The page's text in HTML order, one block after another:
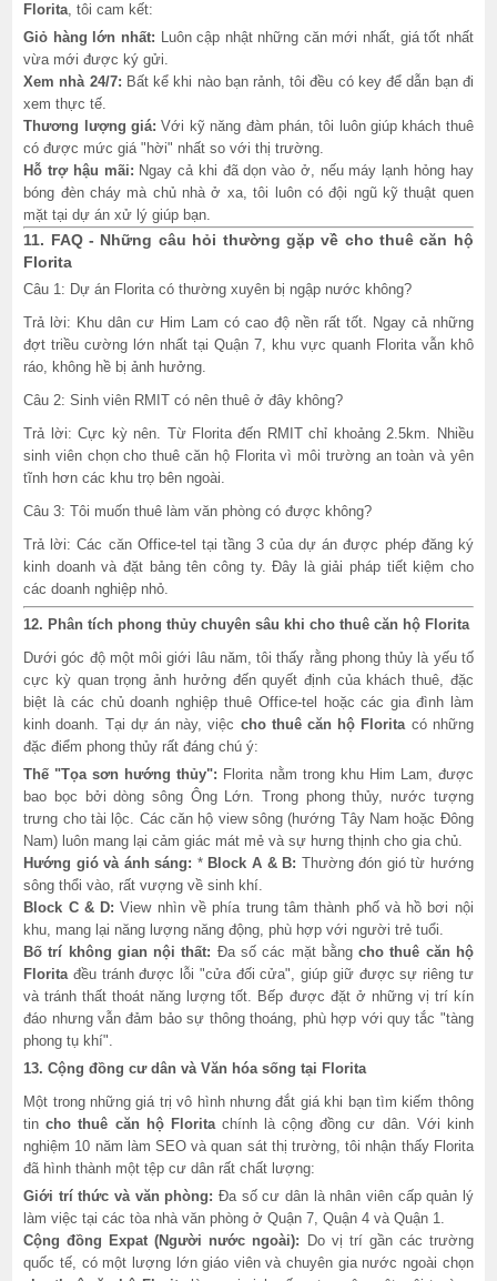
Florita, tôi cam kết:
Giỏ hàng lớn nhất: Luôn cập nhật những căn mới nhất, giá tốt nhất
vừa mới được ký gửi.
Xem nhà 24/7: Bất kể khi nào bạn rảnh, tôi đều có key để dẫn bạn đi
xem thực tế.
Thương lượng giá: Với kỹ năng đàm phán, tôi luôn giúp khách thuê
có được mức giá "hời" nhất so với thị trường.
Hỗ trợ hậu mãi: Ngay cả khi đã dọn vào ở, nếu máy lạnh hỏng hay
bóng đèn cháy mà chủ nhà ở xa, tôi luôn có đội ngũ kỹ thuật quen
mặt tại dự án xử lý giúp bạn.
11. FAQ - Những câu hỏi thường gặp về cho thuê căn hộ
Florita
Câu 1: Dự án Florita có thường xuyên bị ngập nước không?
Trả lời: Khu dân cư Him Lam có cao độ nền rất tốt. Ngay cả những
đợt triều cường lớn nhất tại Quận 7, khu vực quanh Florita vẫn khô
ráo, không hề bị ảnh hưởng.
Câu 2: Sinh viên RMIT có nên thuê ở đây không?
Trả lời: Cực kỳ nên. Từ Florita đến RMIT chỉ khoảng 2.5km. Nhiều
sinh viên chọn cho thuê căn hộ Florita vì môi trường an toàn và yên
tĩnh hơn các khu trọ bên ngoài.
Câu 3: Tôi muốn thuê làm văn phòng có được không?
Trả lời: Các căn Office-tel tại tầng 3 của dự án được phép đăng ký
kinh doanh và đặt bảng tên công ty. Đây là giải pháp tiết kiệm cho
các doanh nghiệp nhỏ.
12. Phân tích phong thủy chuyên sâu khi cho thuê căn hộ Florita
Dưới góc độ một môi giới lâu năm, tôi thấy rằng phong thủy là yếu tố
cực kỳ quan trọng ảnh hưởng đến quyết định của khách thuê, đặc
biệt là các chủ doanh nghiệp thuê Office-tel hoặc các gia đình làm
kinh doanh. Tại dự án này, việc cho thuê căn hộ Floritacó những
đặc điểm phong thủy rất đáng chú ý:
Thế "Tọa sơn hướng thủy": Florita nằm trong khu Him Lam, được
bao bọc bởi dòng sông Ông Lớn. Trong phong thủy, nước tượng
trưng cho tài lộc. Các căn hộ view sông (hướng Tây Nam hoặc Đông
Nam) luôn mang lại cảm giác mát mẻ và sự hưng thịnh cho gia chủ.
Hướng gió và ánh sáng: * Block A & B: Thường đón gió từ hướng
sông thổi vào, rất vượng về sinh khí.
Block C & D: View nhìn về phía trung tâm thành phố và hồ bơi nội
khu, mang lại năng lượng năng động, phù hợp với người trẻ tuổi.
Bố trí không gian nội thất: Đa số các mặt bằngcho thuê căn hộ
Floritađều tránh được lỗi "cửa đối cửa", giúp giữ được sự riêng tư
và tránh thất thoát năng lượng tốt. Bếp được đặt ở những vị trí kín
đáo nhưng vẫn đảm bảo sự thông thoáng, phù hợp với quy tắc "tàng
phong tụ khí".
13. Cộng đồng cư dân và Văn hóa sống tại Florita
Một trong những giá trị vô hình nhưng đắt giá khi bạn tìm kiếm thông
tincho thuê căn hộ Floritachính là cộng đồng cư dân. Với kinh
nghiệm 10 năm làm SEO và quan sát thị trường, tôi nhận thấy Florita
đã hình thành một tệp cư dân rất chất lượng:
Giới trí thức và văn phòng: Đa số cư dân là nhân viên cấp quản lý
làm việc tại các tòa nhà văn phòng ở Quận 7, Quận 4 và Quận 1.
Cộng đồng Expat (Người nước ngoài): Do vị trí gần các trường
quốc tế, có một lượng lớn giáo viên và chuyên gia nước ngoài chọn